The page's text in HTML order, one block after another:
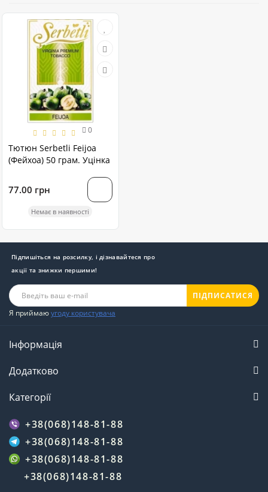
0
Тютюн Serbetli Feijoa
(Фейхоа) 50 грам. Уцінка
77.00 грн
Немає в наявності
Підпишіться на розсилку, і дізнавайтеся про
акції та знижки першими!
ПІДПИСАТИСЯ
Я приймаюугоду користувача
Інформація
Додатково
Категорії
+38(068)148-81-88
+38(068)148-81-88
+38(068)148-81-88
+38(068)148-81-88